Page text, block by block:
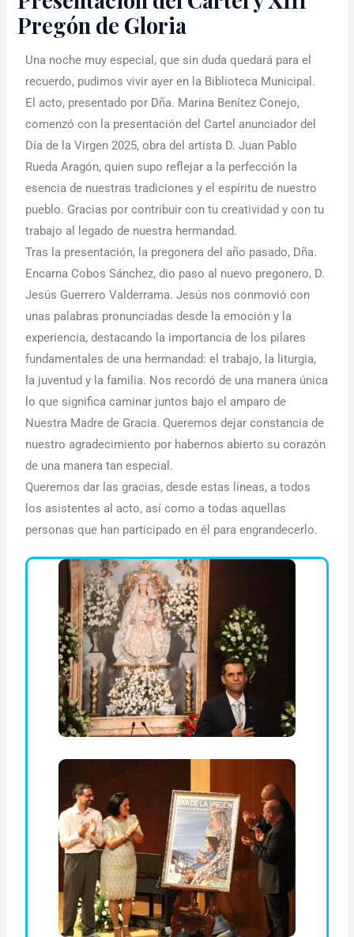
Pregón de Gloria
Una noche muy especial, que sin duda quedará para el
recuerdo, pudimos vivir ayer en la Biblioteca Municipal.
El acto, presentado por Dña. Marina Benítez Conejo,
comenzó con la presentación del Cartel anunciador del
Día de la Virgen 2025, obra del artista D. Juan Pablo
Rueda Aragón, quien supo reflejar a la perfección la
esencia de nuestras tradiciones y el espíritu de nuestro
pueblo. Gracias por contribuir con tu creatividad y con tu
trabajo al legado de nuestra hermandad.
Tras la presentación, la pregonera del año pasado, Dña.
Encarna Cobos Sánchez, dio paso al nuevo pregonero, D.
Jesús Guerrero Valderrama. Jesús nos conmovió con
unas palabras pronunciadas desde la emoción y la
experiencia, destacando la importancia de los pilares
fundamentales de una hermandad: el trabajo, la liturgia,
la juventud y la familia. Nos recordó de una manera única
lo que significa caminar juntos bajo el amparo de
Nuestra Madre de Gracia. Queremos dejar constancia de
nuestro agradecimiento por habernos abierto su corazón
de una manera tan especial.
Queremos dar las gracias, desde estas líneas, a todos
los asistentes al acto, así como a todas aquellas
personas que han participado en él para engrandecerlo.